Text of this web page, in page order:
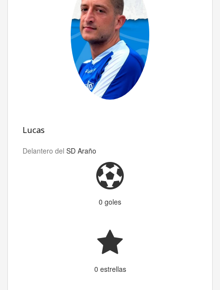
Lucas
Delantero del SD Araño
0 goles
0 estrellas